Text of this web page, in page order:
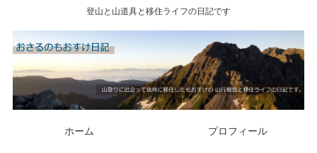
登山と山道具と移住ライフの日記です
ホーム プロフィール